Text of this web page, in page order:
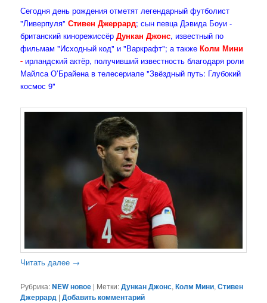
Сегодня день рождения отметят легендарный футболист
"Ливерпуля" Стивен Джеррард; сын певца Дэвида Боуи -
британский кинорежиссёрДункан Джонс, известный по
фильмам "Исходный код" и "Варкрафт"; а такжеКолм Мини
- ирландский актёр, получивший известность благодаря роли
Майлса О’Брайена в телесериале "Звёздный путь: Глубокий
космос 9"
Читать далее →
Рубрика:NEW новое | Метки:Дункан Джонс,Колм Мини,Стивен
Джеррард |Добавить комментарий